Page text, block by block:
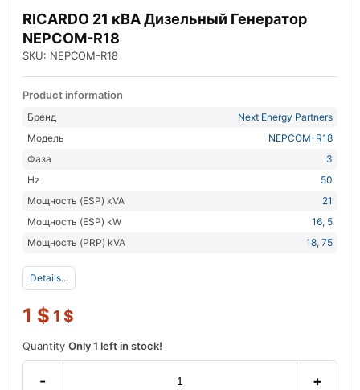
RICARDO 21 кВА Дизельный Генератор
NEPCOM-R18
SKU: NEPCOM-R18
Product information
Бренд
Next Energy Partners
Модель
NEPCOM-R18
Фаза
3
Hz
50
Мощность (ESP) kVA
21
Мощность (ESP) kW
16, 5
Мощность (PRP) kVA
18 75
Details...
1 $ 1 $
Quantity Only 1 left in stock!
- +